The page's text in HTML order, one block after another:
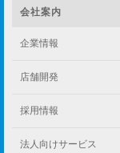
メガロス綱島
メガロスルフレ綱島
メガロス市ヶ尾
メガロス鷺沼
メガロスルフレ鷺沼
メガロステラッセ納屋橋
メガロス千種
会社案内
企業情報
店舗開発
採用情報
法人向けサービス